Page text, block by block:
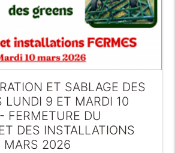
ET SABLAGE DES
LUNDI 9 ET MARDI 10
FERMETURE DU
DES INSTALLATIONS
MARS 2026